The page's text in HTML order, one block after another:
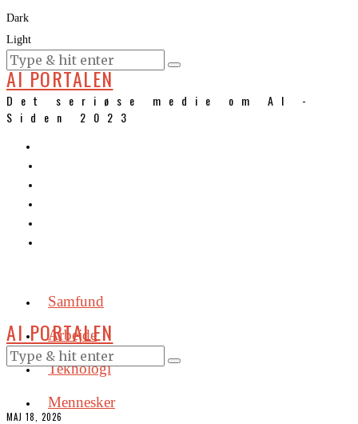
Dark
Light
KURSER
AI PORTALEN
Det seriøse medie om AI -
Siden 2023
Samfund
Arbejde
Teknologi
Mennesker
AI PORTALEN
MAJ 18, 2026